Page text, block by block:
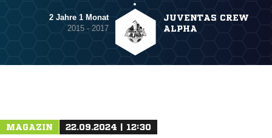
2 Jahre 1 Monat
2015 - 2017
JUVENTAS CREW
ALPHA
MAGAZIN 22.09.2024 | 12:30